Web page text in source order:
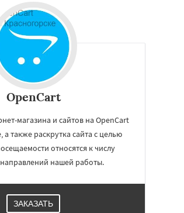
OpenCart
магазина и сайтов на OpenCart
а также раскрутка сайта с целью
относятся к числу
нашей работы.
ЗАКАЗАТЬ